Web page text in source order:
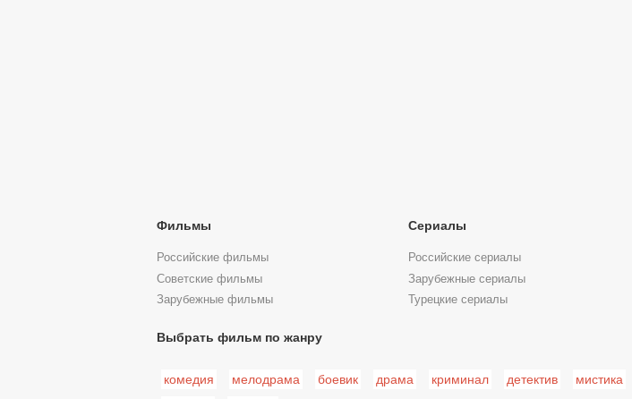
Фильмы
Российские фильмы
Советские фильмы
Зарубежные фильмы
Сериалы
Российские сериалы
Зарубежные сериалы
Турецкие сериалы
Выбрать фильм по жанру
комедия мелодрама боевик драма криминал детектив мистика